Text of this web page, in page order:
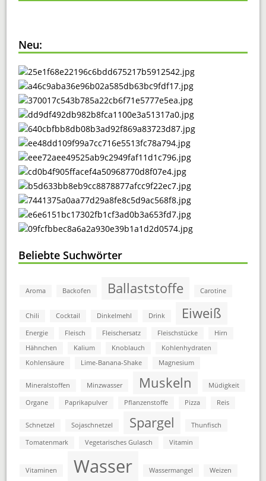
Neu:
Beliebte Suchwörter
Aroma Backofen Ballaststoffe Carotine
Chili Cocktail Dinkelmehl Drink Eiweiß
Energie Fleisch Fleischersatz Fleischstücke
Hirn
Hähnchen
Kalium Knoblauch
Kohlenhydraten
Kohlensäure
Lime-Banana-Shake Magnesium
Mineralstoffen Minzwasser Muskeln Müdigkeit
Organe Paprikapulver Pflanzenstoffe Pizza Reis
Schnetzel Sojaschnetzel Spargel Thunfisch
Tomatenmark Vegetarisches Gulasch Vitamin
Vitaminen Wasser Wassermangel Weizen